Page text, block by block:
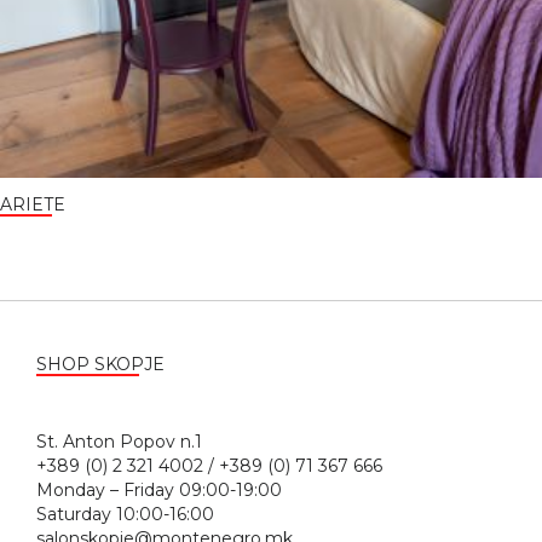
ARIETE
SHOP SKOPJE
St. Anton Popov n.1
+389 (0) 2 321 4002 / +389 (0) 71 367 666
Monday – Friday 09:00-19:00
Saturday 10:00-16:00